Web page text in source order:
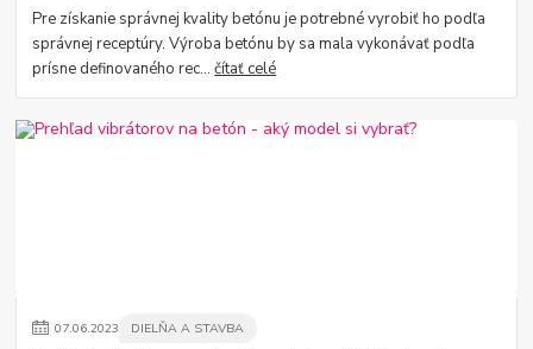
Pre získanie správnej kvality betónu je potrebné vyrobiť ho podľa
správnej receptúry. Výroba betónu by sa mala vykonávať podľa
prísne definovaného rec...čítať celé
07.06.2023 DIELŇA A STAVBA